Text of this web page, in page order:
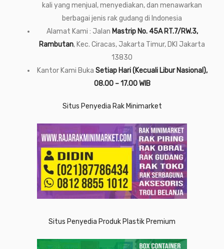
kali yang menjual, menyediakan, dan menawarkan
berbagai jenis rak gudang di Indonesia
Alamat Kami : Jalan Mastrip No. 45A RT.7/RW.3,
Rambutan, Kec. Ciracas, Jakarta Timur, DKI Jakarta
13830
Kantor Kami Buka Setiap Hari (Kecuali Libur Nasional),
08.00 – 17.00 WIB
Situs Penyedia Rak Minimarket
Situs Penyedia Produk Plastik Premium